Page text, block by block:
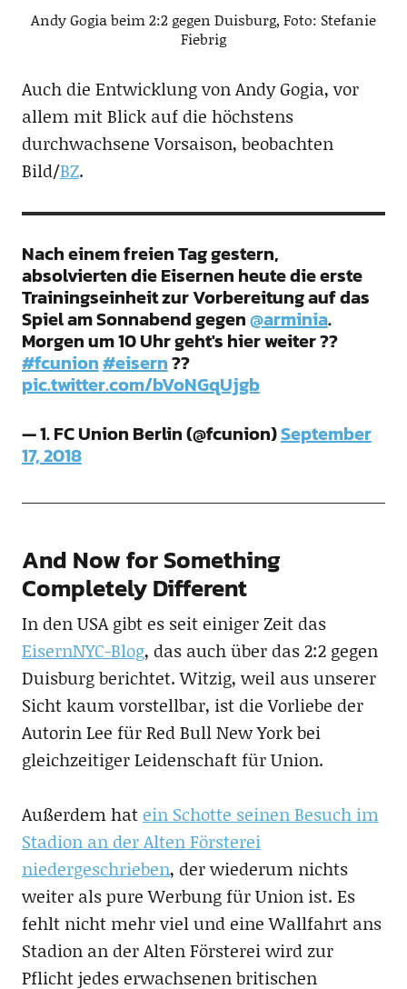
Andy Gogia beim 2:2 gegen Duisburg, Foto: Stefanie
Fiebrig
Auch die Entwicklung von Andy Gogia, vor
allem mit Blick auf die höchstens
durchwachsene Vorsaison, beobachten
Bild/BZ.
Nach einem freien Tag gestern,
absolvierten die Eisernen heute die erste
Trainingseinheit zur Vorbereitung auf das
Spiel am Sonnabend gegen@arminia.
Morgen um 10 Uhr geht's hier weiter ??
#fcunion#eisern??
pic.twitter.com/bVoNGqUjgb
— 1. FC Union Berlin (@fcunion)September
17, 2018
And Now for Something
Completely Different
In den USA gibt es seit einiger Zeit das
EisernNYC-Blog, das auch über das 2:2 gegen
Duisburg berichtet. Witzig, weil aus unserer
Sicht kaum vorstellbar, ist die Vorliebe der
Autorin Lee für Red Bull New York bei
gleichzeitiger Leidenschaft für Union.
Außerdem hat ein Schotte seinen Besuch im
Stadion an der Alten Försterei
niedergeschrieben, der wiederum nichts
weiter als pure Werbung für Union ist. Es
fehlt nicht mehr viel und eine Wallfahrt ans
Stadion an der Alten Försterei wird zur
Pflicht jedes erwachsenen britischen